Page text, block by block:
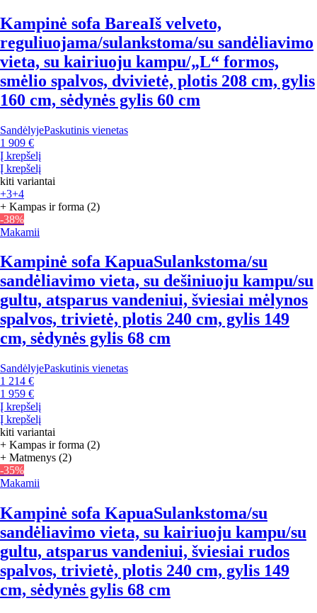
Kampinė sofa BareaIš velveto,
reguliuojama/sulankstoma/su sandėliavimo
vieta, su kairiuoju kampu/„L“ formos,
smėlio spalvos, dvivietė, plotis 208 cm, gylis
160 cm, sėdynės gylis 60 cm
SandėlyjePaskutinis vienetas
1 909 €
Į krepšelį
Į krepšelį
kiti variantai
+3+4
+ Kampas ir forma (2)
-38%
Makamii
Kampinė sofa KapuaSulankstoma/su
sandėliavimo vieta, su dešiniuoju kampu/su
gultu, atsparus vandeniui, šviesiai mėlynos
spalvos, trivietė, plotis 240 cm, gylis 149
cm, sėdynės gylis 68 cm
SandėlyjePaskutinis vienetas
1 214 €
1 959 €
Į krepšelį
Į krepšelį
kiti variantai
+ Kampas ir forma (2)
+ Matmenys (2)
-35%
Makamii
Kampinė sofa KapuaSulankstoma/su
sandėliavimo vieta, su kairiuoju kampu/su
gultu, atsparus vandeniui, šviesiai rudos
spalvos, trivietė, plotis 240 cm, gylis 149
cm, sėdynės gylis 68 cm